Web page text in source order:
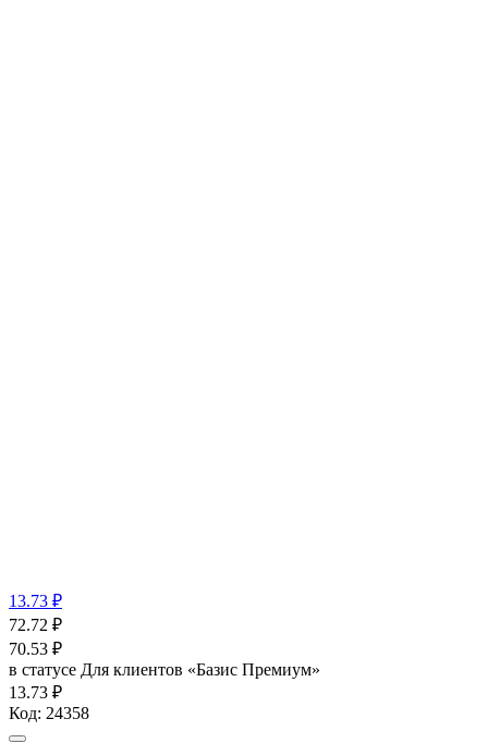
13.73 ₽
72.72 ₽
70.53 ₽
в статусе Для клиентов «Базис Премиум»
13.73 ₽
Код: 24358